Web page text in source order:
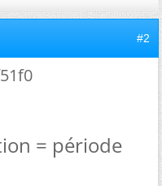
#2
= période